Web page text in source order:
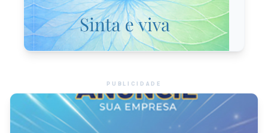
PUBLICIDADE